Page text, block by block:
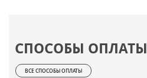
СПОСОБЫ ОПЛАТЫ
ВСЕ СПОСОБЫ ОПЛАТЫ